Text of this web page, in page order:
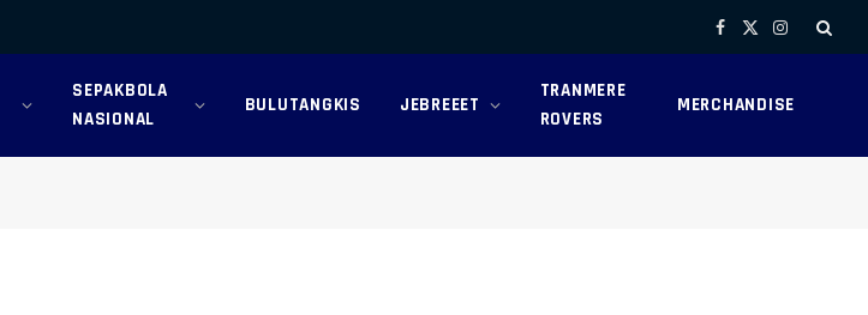
Facebook
X
Instagram
SEPAKBOLA
NASIONAL
BULUTANGKIS JEBREEET
TRANMERE
ROVERS
MERCHANDISE